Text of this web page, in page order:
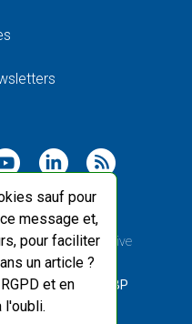
sauf pour
message et,
pour faciliter
un article ?
et en
l'oubli.
Presse, sauf Creative
, Back-end : ABP